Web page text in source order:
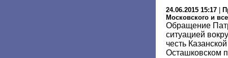
24.06.2015 15:17
Московского и
Обращение
ситуацией
честь
Осташковском